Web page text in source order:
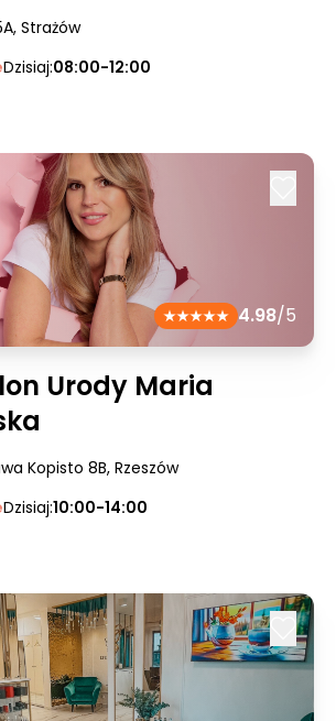
, Strażów
Dzisiaj:08:00-12:00
4.98/5
Urody Maria
Kopisto 8B, Rzeszów
Dzisiaj:10:00-14:00